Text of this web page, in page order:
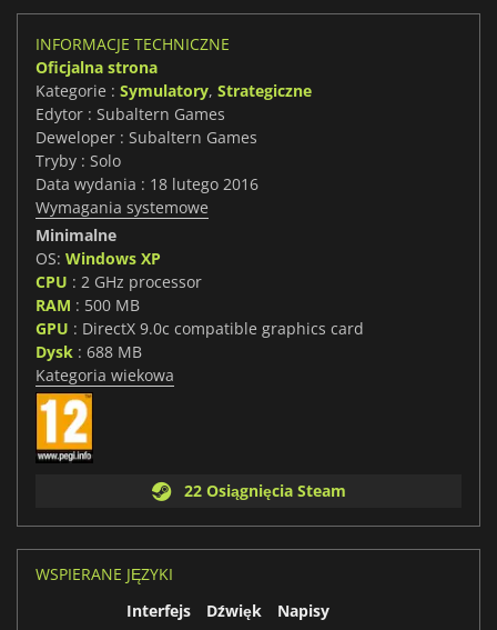
INFORMACJE TECHNICZNE
Oficjalna strona
Kategorie : Symulatory, Strategiczne
Edytor : Subaltern Games
Deweloper : Subaltern Games
Tryby : Solo
Data wydania : 18 lutego 2016
Wymagania systemowe
Minimalne
OS: Windows XP
CPU : 2 GHz processor
RAM : 500 MB
GPU : DirectX 9.0c compatible graphics card
Dysk : 688 MB
Kategoria wiekowa
22 Osiągnięcia Steam
WSPIERANE JĘZYKI
Interfejs
Dźwięk
Napisy